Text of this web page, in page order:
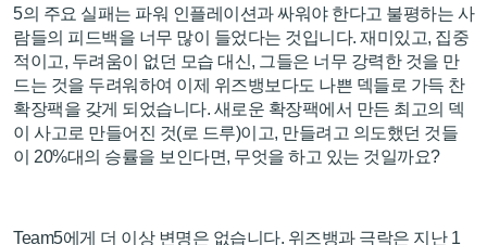
5의 주요 실패는 파워 인플레이션과 싸워야 한다고 불평하는 사
람들의 피드백을 너무 많이 들었다는 것입니다. 재미있고, 집중
적이고, 두려움이 없던 모습 대신, 그들은 너무 강력한 것을 만
드는 것을 두려워하여 이제 위즈뱅보다도 나쁜 덱들로 가득 찬
확장팩을 갖게 되었습니다. 새로운 확장팩에서 만든 최고의 덱
이 사고로 만들어진 것(로 드루)이고, 만들려고 의도했던 것들
이 20%대의 승률을 보인다면, 무엇을 하고 있는 것일까요?
Team5에게 더 이상 변명은 없습니다. 위즈뱅과 극락은 지난 1